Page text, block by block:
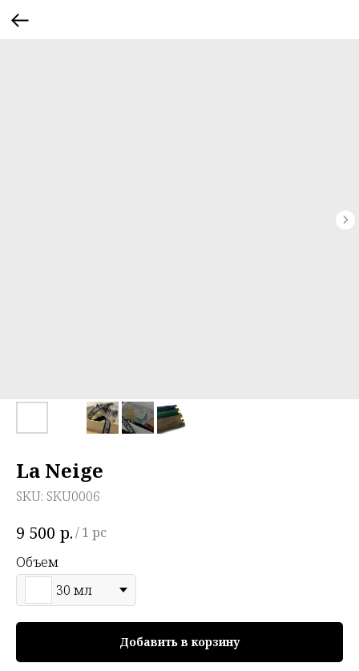
La Neige
SKU: SKU0006
9 500 р./1 pc
Объем
30 мл
Добавить в корзину